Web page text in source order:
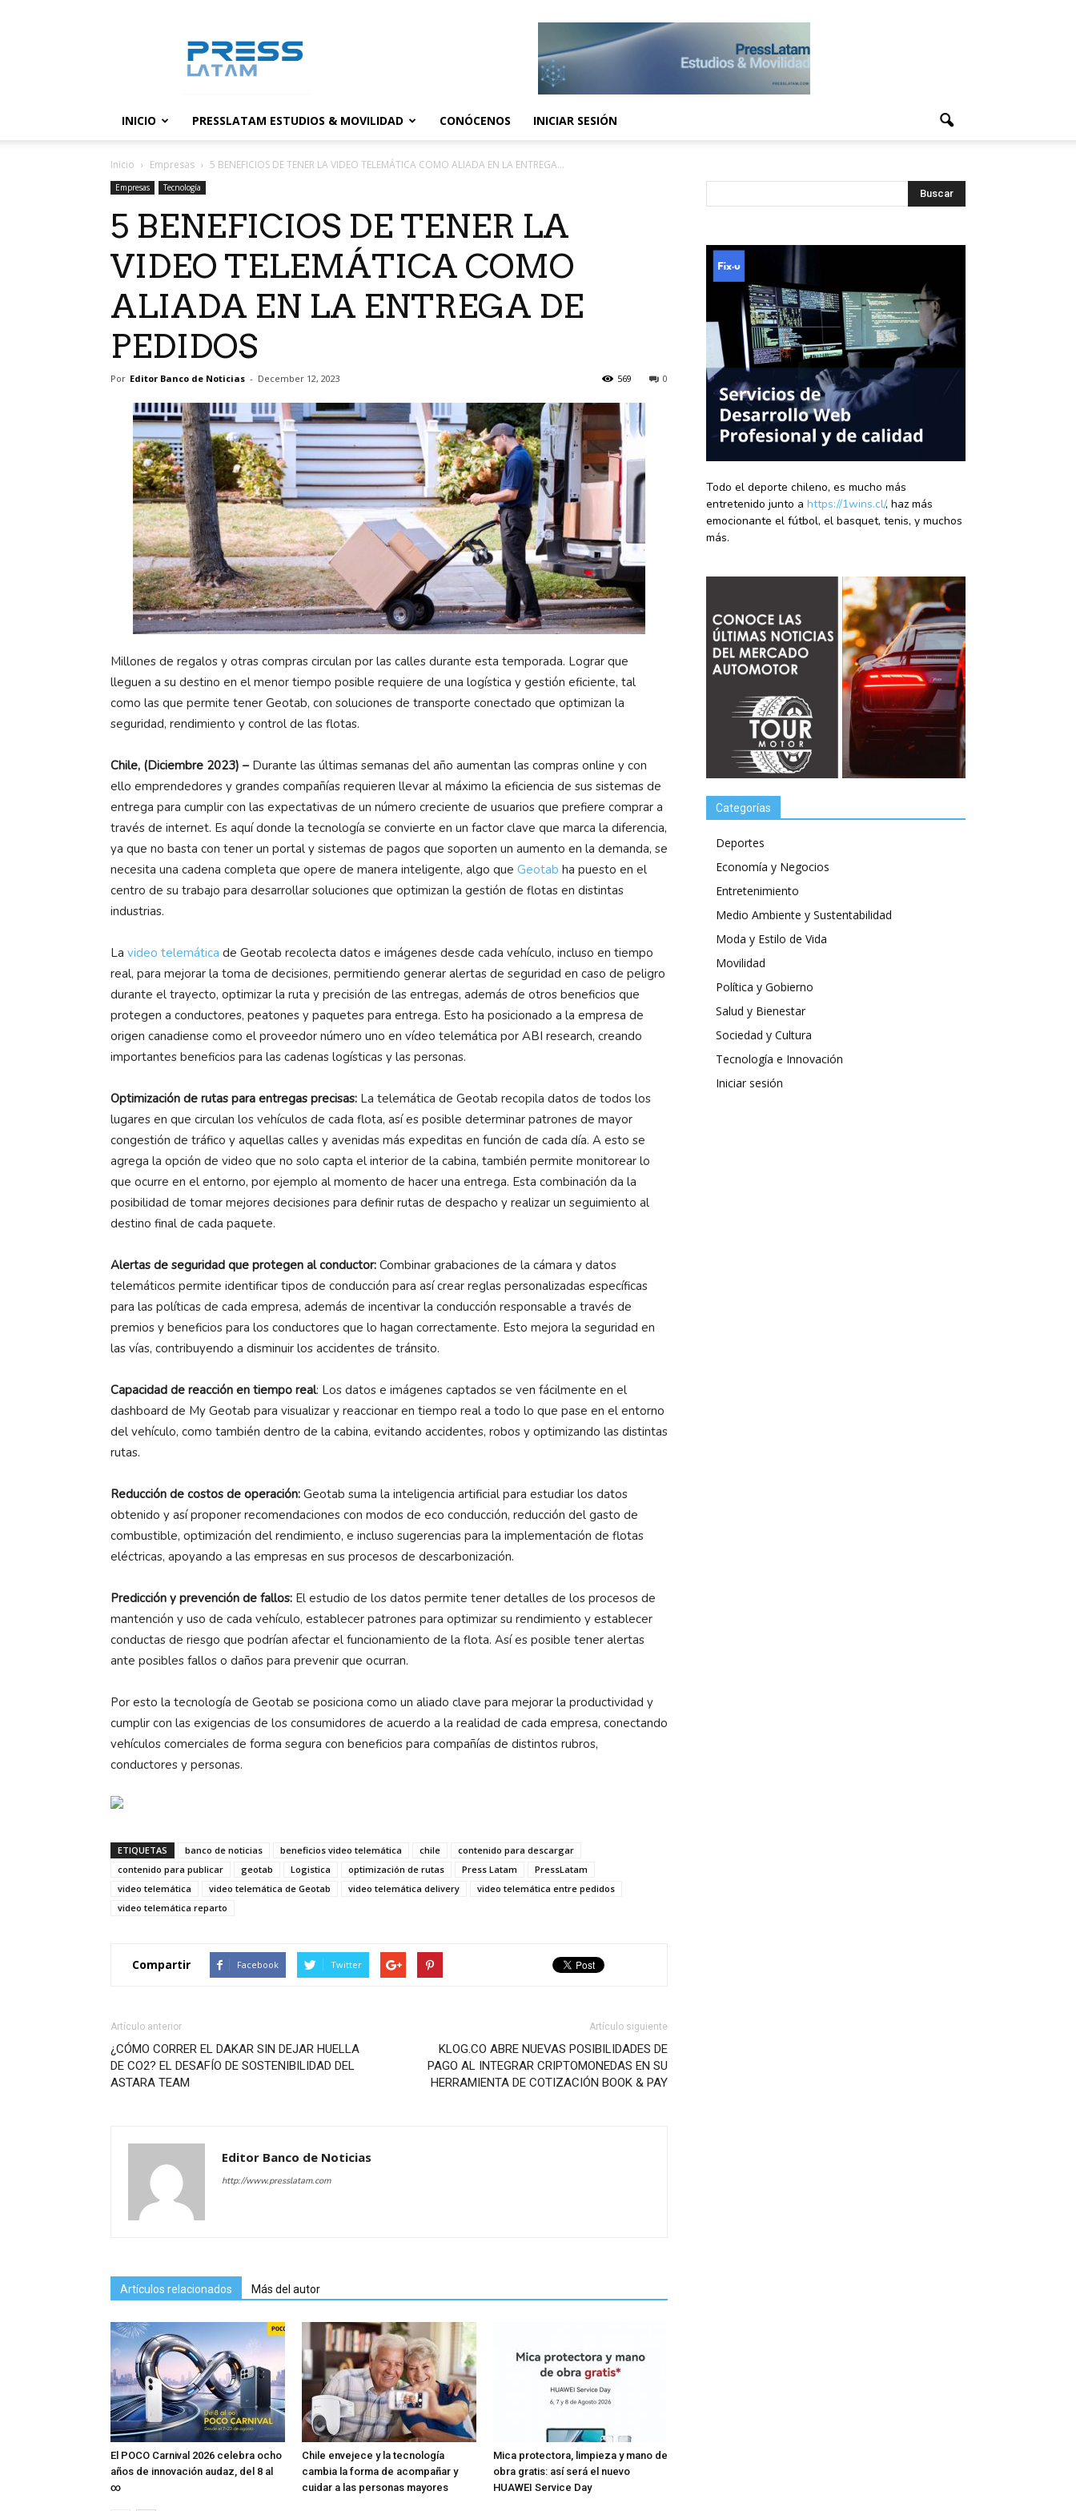
noticias
INICIO PRESSLATAM ESTUDIOS & MOVILIDAD CONÓCENOS INICIAR SESIÓN
Inicio Empresas 5 BENEFICIOS DE TENER LA VIDEO TELEMÁTICA COMO ALIADA EN LA ENTREGA...
Empresas Tecnología
5 BENEFICIOS DE TENER LA
VIDEO TELEMÁTICA COMO
ALIADA EN LA ENTREGA DE
PEDIDOS
Por Editor Banco de Noticias - December 12, 2023 0
569
Millones de regalos y otras compras circulan por las calles durante esta temporada. Lograr que
lleguen a su destino en el menor tiempo posible requiere de una logística y gestión eficiente, tal
como las que permite tener Geotab, con soluciones de transporte conectado que optimizan la
seguridad, rendimiento y control de las flotas.
Chile, (Diciembre 2023) – Durante las últimas semanas del año aumentan las compras online y con
ello emprendedores y grandes compañías requieren llevar al máximo la eficiencia de sus sistemas de
entrega para cumplir con las expectativas de un número creciente de usuarios que prefiere comprar a
través de internet. Es aquí donde la tecnología se convierte en un factor clave que marca la diferencia,
ya que no basta con tener un portal y sistemas de pagos que soporten un aumento en la demanda, se
necesita una cadena completa que opere de manera inteligente, algo que Geotab ha puesto en el
centro de su trabajo para desarrollar soluciones que optimizan la gestión de flotas en distintas
industrias.
La video telemática de Geotab recolecta datos e imágenes desde cada vehículo, incluso en tiempo
real, para mejorar la toma de decisiones, permitiendo generar alertas de seguridad en caso de peligro
durante el trayecto, optimizar la ruta y precisión de las entregas, además de otros beneficios que
protegen a conductores, peatones y paquetes para entrega. Esto ha posicionado a la empresa de
origen canadiense como el proveedor número uno en vídeo telemática por ABI research, creando
importantes beneficios para las cadenas logísticas y las personas.
Optimización de rutas para entregas precisas: La telemática de Geotab recopila datos de todos los
lugares en que circulan los vehículos de cada flota, así es posible determinar patrones de mayor
congestión de tráfico y aquellas calles y avenidas más expeditas en función de cada día. A esto se
agrega la opción de video que no solo capta el interior de la cabina, también permite monitorear lo
que ocurre en el entorno, por ejemplo al momento de hacer una entrega. Esta combinación da la
posibilidad de tomar mejores decisiones para definir rutas de despacho y realizar un seguimiento al
destino final de cada paquete.
Alertas de seguridad que protegen al conductor: Combinar grabaciones de la cámara y datos
telemáticos permite identificar tipos de conducción para así crear reglas personalizadas específicas
para las políticas de cada empresa, además de incentivar la conducción responsable a través de
premios y beneficios para los conductores que lo hagan correctamente. Esto mejora la seguridad en
las vías, contribuyendo a disminuir los accidentes de tránsito.
Capacidad de reacción en tiempo real: Los datos e imágenes captados se ven fácilmente en el
dashboard de My Geotab para visualizar y reaccionar en tiempo real a todo lo que pase en el entorno
del vehículo, como también dentro de la cabina, evitando accidentes, robos y optimizando las distintas
rutas.
Reducción de costos de operación: Geotab suma la inteligencia artificial para estudiar los datos
obtenido y así proponer recomendaciones con modos de eco conducción, reducción del gasto de
combustible, optimización del rendimiento, e incluso sugerencias para la implementación de flotas
eléctricas, apoyando a las empresas en sus procesos de descarbonización.
Predicción y prevención de fallos: El estudio de los datos permite tener detalles de los procesos de
mantención y uso de cada vehículo, establecer patrones para optimizar su rendimiento y establecer
conductas de riesgo que podrían afectar el funcionamiento de la flota. Así es posible tener alertas
ante posibles fallos o daños para prevenir que ocurran.
Por esto la tecnología de Geotab se posiciona como un aliado clave para mejorar la productividad y
cumplir con las exigencias de los consumidores de acuerdo a la realidad de cada empresa, conectando
vehículos comerciales de forma segura con beneficios para compañías de distintos rubros,
conductores y personas.
ETIQUETAS banco de noticias beneficios video telemática chile
contenido para descargar
contenido para publicar
geotab Logistica optimización de rutas Press Latam
PressLatam
video telemática
video telemática de Geotab video telemática delivery
video telemática entre pedidos
video telemática reparto
Compartir Facebook Twitter
Artículo anterior
¿CÓMO CORRER EL DAKAR SIN DEJAR HUELLA
DE CO2? EL DESAFÍO DE SOSTENIBILIDAD DEL
ASTARA TEAM
Artículo siguiente
KLOG.CO ABRE NUEVAS POSIBILIDADES DE
PAGO AL INTEGRAR CRIPTOMONEDAS EN SU
HERRAMIENTA DE COTIZACIÓN BOOK & PAY
Editor Banco de Noticias
http://www.presslatam.com
Artículos relacionados Más del autor
El POCO Carnival 2026 celebra ocho
años de innovación audaz, del 8 al
∞
Chile envejece y la tecnología
cambia la forma de acompañar y
cuidar a las personas mayores
Mica protectora, limpieza y mano de
obra gratis: así será el nuevo
HUAWEI Service Day
Todo el deporte chileno, es mucho más
entretenido junto a https://1wins.cl/, haz más
emocionante el fútbol, el basquet, tenis, y muchos
más.
Categorías
Deportes
Economía y Negocios
Entretenimiento
Medio Ambiente y Sustentabilidad
Moda y Estilo de Vida
Movilidad
Política y Gobierno
Salud y Bienestar
Sociedad y Cultura
Tecnología e Innovación
Iniciar sesión